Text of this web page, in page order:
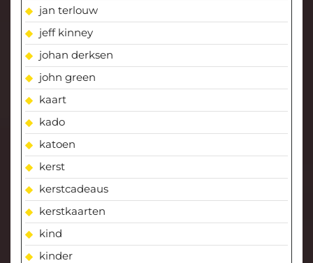
jan terlouw
jeff kinney
johan derksen
john green
kaart
kado
katoen
kerst
kerstcadeaus
kerstkaarten
kind
kinder